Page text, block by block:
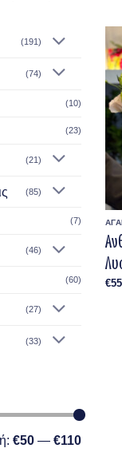
(191)
(74)
(10)
(23)
(21)
(85)
(7)
(46)
(60)
(27)
(33)
€50 — €110
€